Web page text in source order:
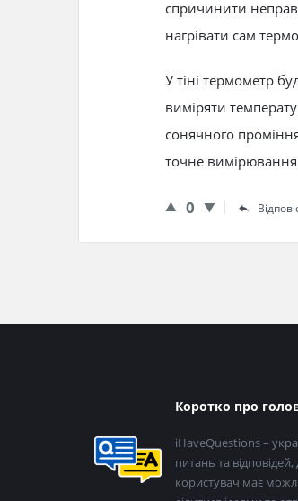
спричинити
нагрівати сам
У тіні термометр
виміряти
сонячного
точне вимірювання
0
колонтитул
Коротко про
iHaveQuestions –
питань та
користувач має